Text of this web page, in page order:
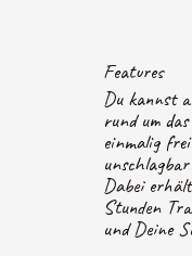
Features
Du kannst
rund um
einmalig
Dabei
Stunden
und Deine